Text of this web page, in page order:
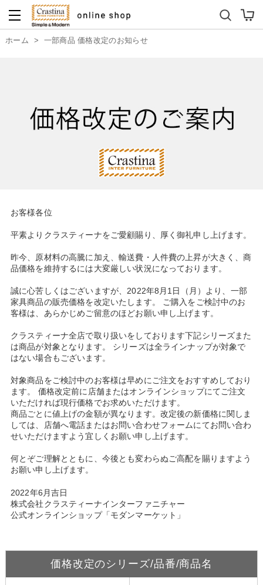
ダイニングテーブルセット
ホーム > 一部商品 価格改定のお知らせ
お客様各位
平素よりクラスティーナをご愛顧賜り、厚く御礼申し上げます。
昨今、原材料の高騰に加え、輸送費・人件費の上昇が大きく、商
品価格を維持するには大変厳しい状況になっております。
誠に心苦しくはございますが、2022年8月1日（月）より、一部
家具商品の販売価格を改定いたします。
ご購入をご検討中のお
客様は、あらかじめご留意のほどお願い申し上げます。
クラスティーナ全店で取り扱いをしております下記シリーズまた
は商品が対象となります。
シリーズは全ラインナップが対象で
はない場合もございます。
対象商品をご検討中のお客様は早めにご注文をおすすめしており
ます。
価格改定前に店舗またはオンラインショップにてご注文
いただければ現行価格でお求めいただけます。
商品ごとに値上げの金額が異なります。改定後の新価格に関しま
しては、
店舗へ電話またはお問い合わせフォームにてお問い合わ
せいただけますよう宜しくお願い申し上げます。
何とぞご理解とともに、今後とも変わらぬご高配を賜りますよう
お願い申し上げます。
2022年6月吉日
株式会社クラスティーナインターファニチャー
公式オンラインショップ「モダンマーケット」
価格改定のシリーズ/品番/商品名